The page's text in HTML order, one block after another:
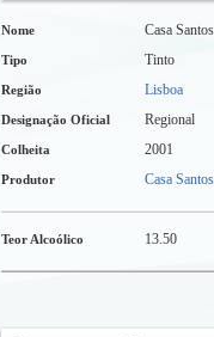
Nome Casa
Tipo Tinto
Região Lisboa
Designação Oficial Regional
Colheita 2001
Produtor Casa
Teor Alcoólico 13.50